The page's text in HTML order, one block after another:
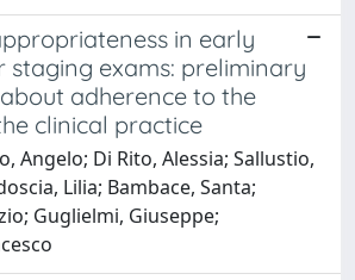
in early
staging exams: preliminary
adherence to the
clinical practice
Angelo; Di Rito, Alessia; Sallustio,
Lilia; Bambace, Santa;
Guglielmi, Giuseppe;